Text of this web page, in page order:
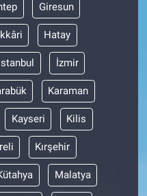
Giresun
Hatay
İzmir
Karaman
Kayseri Kilis
Kırşehir
Malatya